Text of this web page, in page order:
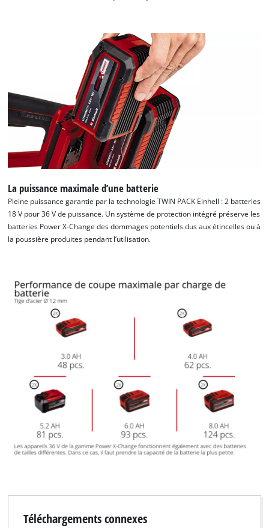
La puissance maximale d’une batterie
Pleine puissance garantie par la technologie TWIN PACK Einhell : 2 batteries
18 V pour 36 V de puissance. Un système de protection intégré préserve les
batteries Power X-Change des dommages potentiels dus aux étincelles ou à
la poussière produites pendant l’utilisation.
Téléchargements connexes